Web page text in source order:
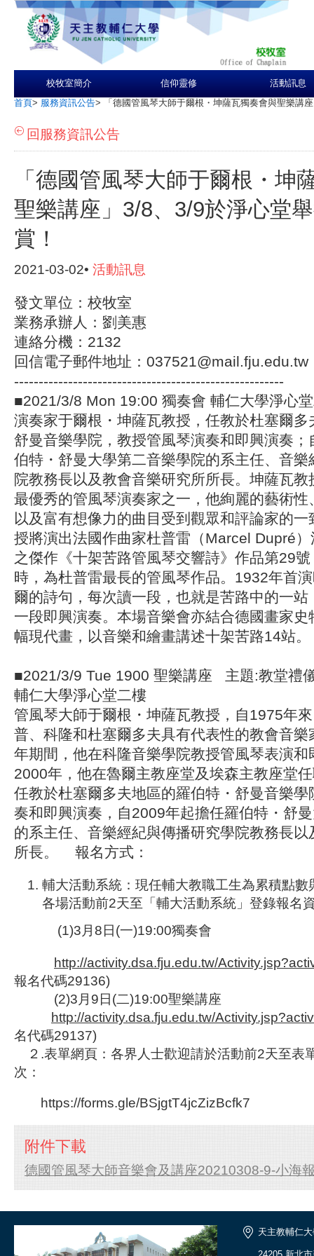
校牧室簡介 信仰靈修 活動訊息
首頁> 服務資訊公告> 「德國管風琴大師于爾根・坤薩瓦獨奏會與聖樂講
回服務資訊公告
「德國管風琴大師于爾根・坤
聖樂講座」3/8、3/9於淨心堂
賞！
2021-03-02• 活動訊息
發文單位：校牧室
業務承辦人：劉美惠
連絡分機：2132
回信電子郵件地址： 037521@mail.fju.edu.tw
-------------------------------------------------------
■2021/3/8 Mon 19:00 獨奏會 輔仁大學淨
演奏家于爾根・坤薩瓦教授，任教於杜塞爾多
舒曼音樂學院，教授管風琴演奏和即興演奏
伯特・舒曼大學第二音樂學院的系主任、音樂
院教務長以及教會音樂研究所所長。坤薩瓦
最優秀的管風琴演奏家之一，他絢麗的藝術性
以及富有想像力的曲目受到觀眾和評論家的
授將演出法國作曲家杜普雷（Marcel Dupré
之傑作《十架苦路管風琴交響詩》作品第29
時，為杜普雷最長的管風琴作品。1932年首
爾的詩句，每次讀一段，也就是苦路中的一
一段即興演奏。本場音樂會亦結合德國畫家
幅現代畫，以音樂和繪畫講述十架苦路14站。
■2021/3/9 Tue 1900 聖樂講座 主題:教堂禮
輔仁大學淨心堂二樓
管風琴大師于爾根・坤薩瓦教授，自1975年
普、科隆和杜塞爾多夫具有代表性的教會音
年期間，他在科隆音樂學院教授管風琴表演和
2000年，他在魯爾主教座堂及埃森主教座堂
任教於杜塞爾多夫地區的羅伯特・舒曼音樂學
奏和即興演奏，自2009年起擔任羅伯特・舒
的系主任、音樂經紀與傳播研究學院教務長
所長。 報名方式：
輔大活動系統：現任輔大教職工生為累積點數
各場活動前2天至「輔大活動系統」登錄報名
(1)3月8日(一)19:00獨奏會
http://activity.dsa.fju.edu.tw/
報名代碼29136)
(2)3月9日(二)19:00聖樂講座
http://activity.dsa.fju.edu.tw/
名代碼29137)
２.表單網頁：各界人士歡迎請於活動前2天至表
次：
https://forms.gle/BSjgtT4jcZizBcfk7
附件下載
德國管風琴大師音樂會及講座20210308-9-小海
天主教輔仁